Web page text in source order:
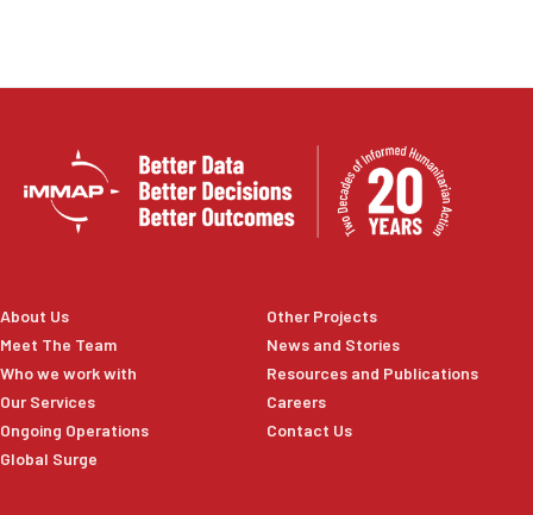
About Us
Meet The Team
Who we work with
Our Services
Ongoing Operations
Global Surge
Other Projects
News and Stories
Resources and Publications
Careers
Contact Us